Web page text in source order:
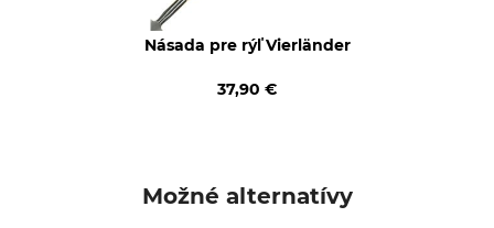
Násada pre rýľ Vierländer
37,90 €
Možné alternatívy